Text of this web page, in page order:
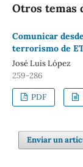
Otros temas
Comunicar
terrorismo de
José Luis López
259-286
PDF
Enviar un